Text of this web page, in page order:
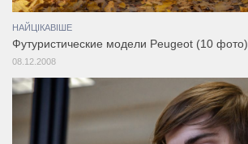
НАЙЦІКАВІШЕ
Футуристические модели Peugeot (10 фото)
08.12.2008